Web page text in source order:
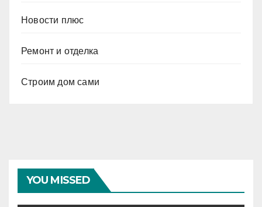
Новости плюс
Ремонт и отделка
Строим дом сами
YOU MISSED